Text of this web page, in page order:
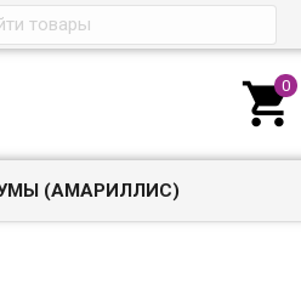

(АМАРИЛЛИС)